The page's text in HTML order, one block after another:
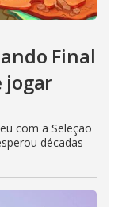
Final
jogar
com a Seleção
décadas